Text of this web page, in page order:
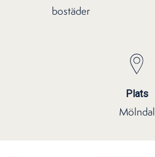
bostäder
Plats
Mölndal